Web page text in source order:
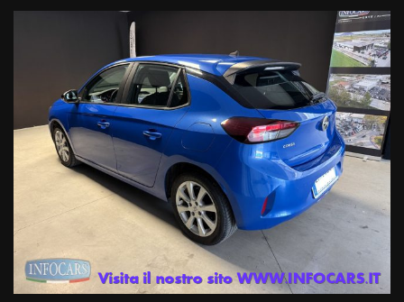
Prenota il tuo test drive o chiedi informazioni o il numero di targa (
che viene oscurata solo per la privacy del precedente proprietario )
ai nostri consulenti ai seguenti numeri :
Tel. 042950330 oppure 0429603873 Mail info@infocars.it
Se hai un usato da permutare mandaci alcune foto con targa e
breve descrizione del mezzo che ci vuoi rientrare al numero diretto
whatsapp 3891644599, i nostri esperti ti risponderanno con una
valutazione immediata !
I NOSTRI SERVIZI COMPRENDONO :Garanzia legale di conformità
gestita dalle migliori Società di Gestione certificate in Italia di 12
mesi ; estensione della Garanzia fino a 60 mesi a prezzi imbattibili
con primaria compagnia Assicurativa a livello internazionale .
Finanziamenti con le primarie compagnie europee a tassi agevolati
anche con zero anticipo e rate sino a 120 mesi ,